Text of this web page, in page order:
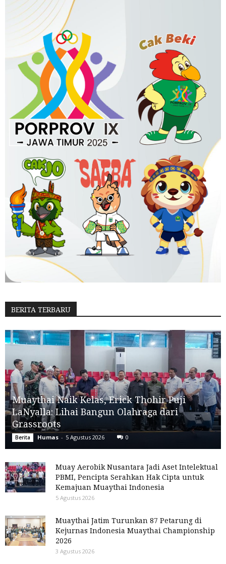
BERITA TERBARU
Muaythai Naik Kelas, Erick Thohir Puji
LaNyalla: Lihai Bangun Olahraga dari
Grassroots
Berita Humas - 5 Agustus 2026 0
Muay Aerobik Nusantara Jadi Aset Intelektual
PBMI, Pencipta Serahkan Hak Cipta untuk
Kemajuan Muaythai Indonesia
5 Agustus 2026
Muaythai Jatim Turunkan 87 Petarung di
Kejurnas Indonesia Muaythai Championship
2026
3 Agustus 2026